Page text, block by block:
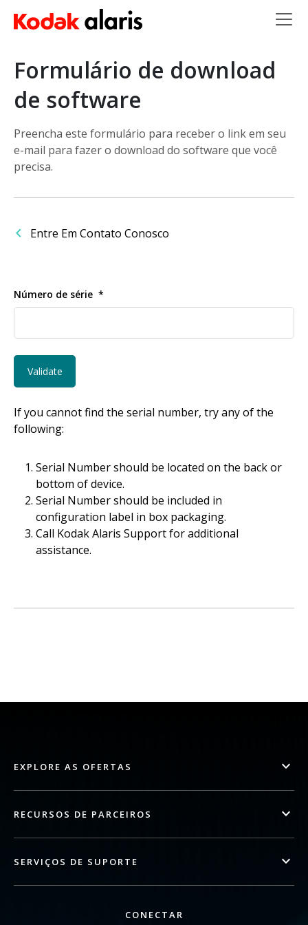
Skip to main content
Formulário de download
de software
Preencha este formulário para receber o link em seu
e-mail para fazer o download do software que você
precisa.
Entre Em Contato Conosco
Número de série
If you cannot find the serial number, try any of the
following:
Serial Number should be located on the back or
bottom of device.
Serial Number should be included in
configuration label in box packaging.
Call Kodak Alaris Support for additional
assistance.
EXPLORE AS OFERTAS
RECURSOS DE PARCEIROS
SERVIÇOS DE SUPORTE
CONECTAR